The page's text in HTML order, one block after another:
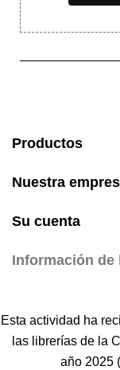
Productos
Nuestra
Su cuenta
Información de
Esta actividad ha
las librerías de la
año 2025